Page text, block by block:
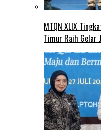
MTQN XLIX
Timur Raih Gelar